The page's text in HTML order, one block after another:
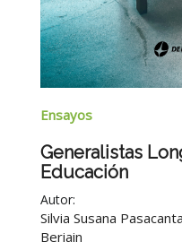
Ensayos
Generalistas
Educación
Autor:
Silvia Susana
Beriain